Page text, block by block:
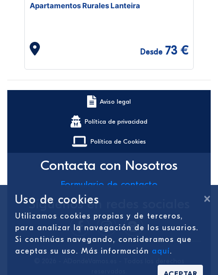
Apartamentos Rurales Lanteira
Desde 73 €
Aviso legal
Política de privacidad
Política de Cookies
Contacta con Nosotros
Formulario de contacto
Síguenos en redes sociales ×
Uso de cookies
Utilizamos cookies propias y de terceros,
para analizar la navegación de los usuarios.
Si continúas navegando, consideramos que
aceptas su uso. Más información aquí.